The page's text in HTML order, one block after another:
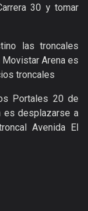
30 y tomar
las troncales
Movistar Arena es
troncales
Portales 20 de
es desplazarse a
Avenida El